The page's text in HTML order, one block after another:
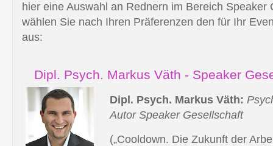
hier eine Auswahl an Rednern im Bereich Speaker
wählen Sie nach Ihren Präferenzen den für Ihr
aus:
Dipl. Psych. Markus Väth - Speaker
Dipl. Psych. Markus Väth:
Autor Speaker Gesellschaft
(„Cooldown. Die Zukunft der